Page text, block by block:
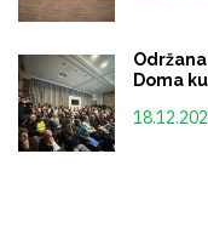
Doma